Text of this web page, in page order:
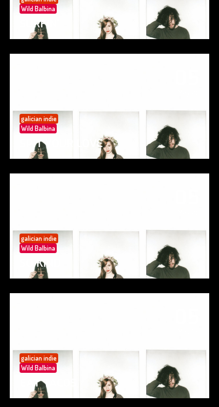
Wild Balbina
SURFIN’
galician indie
Wild Balbina
SPIT YOUR LOVE
galician indie
Wild Balbina
SO KIND
galician indie
Wild Balbina
EAT TACOS